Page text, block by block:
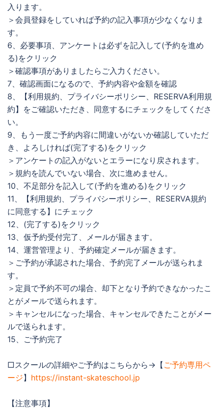
入ります。
＞会員登録をしていれば予約の記入事項が少なくなりま
す。
6、必要事項、アンケートは必ずを記入して(予約を進め
る)をクリック
＞確認事項がありましたらご入力ください。
7、確認画面になるので、予約内容や金額を確認
8、【利用規約、プライバシーポリシー、RESERVA利用規
約】をご確認いただき、同意するにチェックをしてくださ
い。
9、もう一度ご予約内容に間違いがないか確認していただ
き、よろしければ(完了する)をクリック
＞アンケートの記入がないとエラーになり戻されます。
＞規約を読んでいない場合、次に進めません。
10、不足部分を記入して(予約を進める)をクリック
11、【利用規約、プライバシーポリシー、RESERVA規約
に同意する】にチェック
12、(完了する)をクリック
13、仮予約受付完了、メールが届きます。
14、運営管理より、予約確定メールが届きます。
＞ご予約が承認された場合、予約完了メールが送られま
す。
＞定員で予約不可の場合、却下となり予約できなかったこ
とがメールで送られます。
＞キャンセルになった場合、キャンセルできたことがメー
ルで送られます。
15、ご予約完了
□スクールの詳細やご予約はこちらから→【 ご予約専用ペ
ージ】 https://instant-skateschool.jp
【注意事項】